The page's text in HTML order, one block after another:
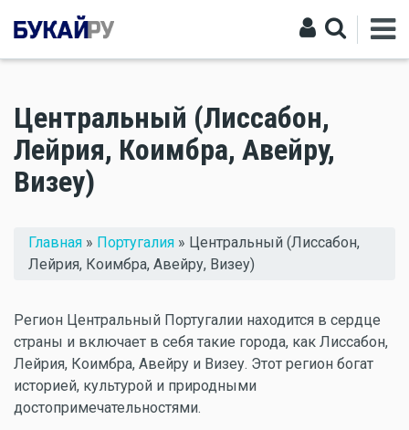
Центральный (Лиссабон,
Лейрия, Коимбра, Авейру,
Визеу)
Вы здесь
Главная » Португалия » Центральный (Лиссабон,
Лейрия, Коимбра, Авейру, Визеу)
Регион Центральный Португалии находится в сердце
страны и включает в себя такие города, как Лиссабон,
Лейрия, Коимбра, Авейру и Визеу. Этот регион богат
историей, культурой и природными
достопримечательностями.